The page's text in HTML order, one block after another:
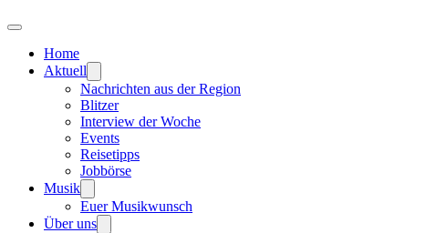
Home
Aktuell
Nachrichten aus der Region
Blitzer
Interview der Woche
Events
Reisetipps
Jobbörse
Musik
Euer Musikwunsch
Über uns